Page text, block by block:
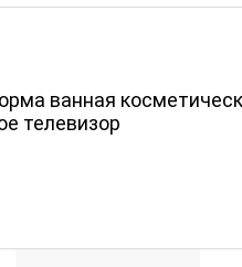
ванная
телевизор